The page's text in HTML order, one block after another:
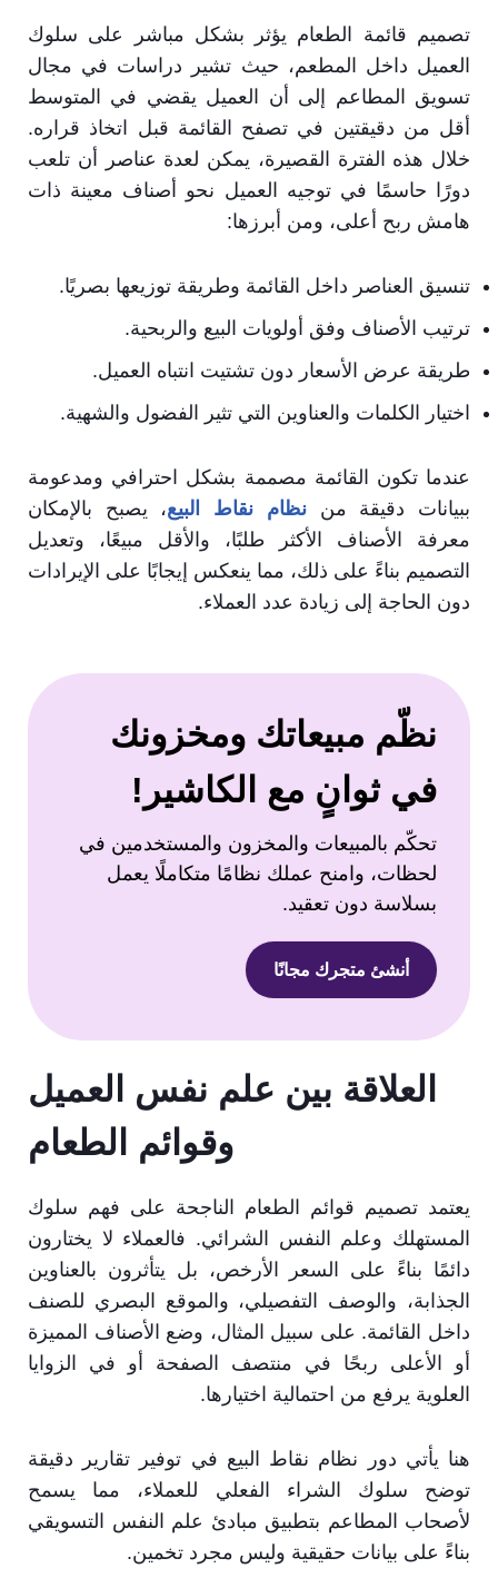
تصميم قائمة الطعام يؤثر بشكل مباشر على سلوك
العميل داخل المطعم، حيث تشير دراسات في مجال
تسويق المطاعم إلى أن العميل يقضي في المتوسط
أقل من دقيقتين في تصفح القائمة قبل اتخاذ قراره.
خلال هذه الفترة القصيرة، يمكن لعدة عناصر أن تلعب
دورًا حاسمًا في توجيه العميل نحو أصناف معينة ذات
هامش ربح أعلى، ومن أبرزها:
تنسيق العناصر داخل القائمة وطريقة توزيعها بصريًا.
ترتيب الأصناف وفق أولويات البيع والربحية.
طريقة عرض الأسعار دون تشتيت انتباه العميل.
اختيار الكلمات والعناوين التي تثير الفضول والشهية.
عندما تكون القائمة مصممة بشكل احترافي ومدعومة
ببيانات دقيقة مننظام نقاط البيع، يصبح بالإمكان
معرفة الأصناف الأكثر طلبًا، والأقل مبيعًا، وتعديل
التصميم بناءً على ذلك، مما ينعكس إيجابًا على الإيرادات
دون الحاجة إلى زيادة عدد العملاء.
نظّم مبيعاتك ومخزونك
في ثوانٍ مع الكاشير!
تحكّم بالمبيعات والمخزون والمستخدمين في
لحظات، وامنح عملك نظامًا متكاملًا يعمل
بسلاسة دون تعقيد.
أنشئ متجرك مجانًا
العلاقة بين علم نفس العميل
وقوائم الطعام
يعتمد تصميم قوائم الطعام الناجحة على فهم سلوك
المستهلك وعلم النفس الشرائي. فالعملاء لا يختارون
دائمًا بناءً على السعر الأرخص، بل يتأثرون بالعناوين
الجذابة، والوصف التفصيلي، والموقع البصري للصنف
داخل القائمة. على سبيل المثال، وضع الأصناف المميزة
أو الأعلى ربحًا في منتصف الصفحة أو في الزوايا
العلوية يرفع من احتمالية اختيارها.
هنا يأتي دور نظام نقاط البيع في توفير تقارير دقيقة
توضح سلوك الشراء الفعلي للعملاء، مما يسمح
لأصحاب المطاعم بتطبيق مبادئ علم النفس التسويقي
بناءً على بيانات حقيقية وليس مجرد تخمين.